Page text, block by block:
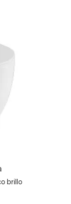
brillo